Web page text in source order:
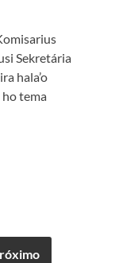
Sekretária
hala’o
tema